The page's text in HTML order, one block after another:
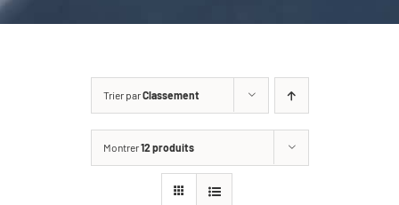
Trier parClassement
Montrer12 produits